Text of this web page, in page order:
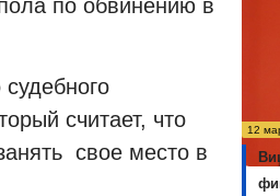
по обвинению в
считает, что
свое место в
12